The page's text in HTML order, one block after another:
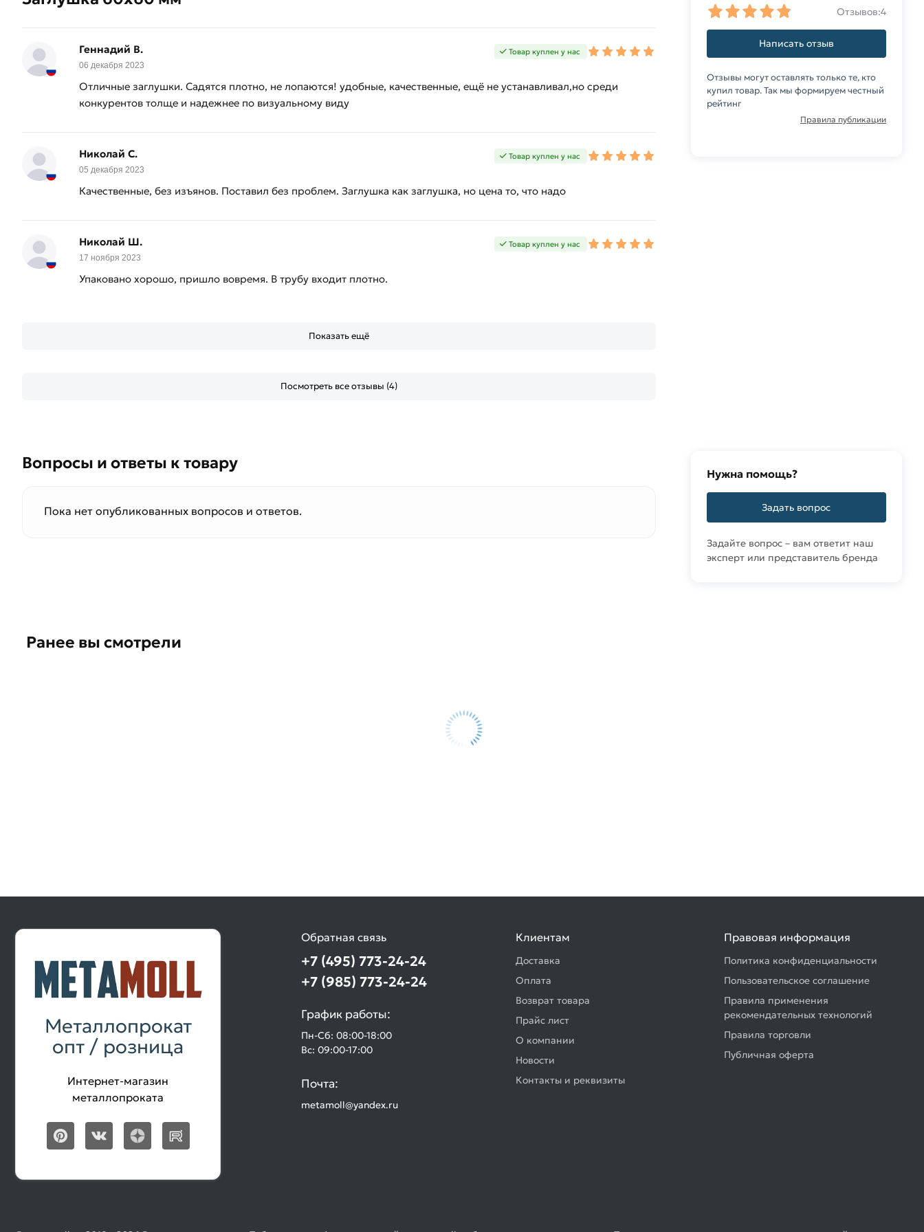
Геннадий В.
06 декабря 2023
Товар куплен у нас
Отличные заглушки. Садятся плотно, не лопаются! удобные, качественные, ещё не устанавливал,но среди
конкурентов толще и надежнее по визуальному виду
Николай С.
05 декабря 2023
Товар куплен у нас
Качественные, без изъянов. Поставил без проблем. Заглушка как заглушка, но цена то, что надо
Николай Ш.
17 ноября 2023
Товар куплен у нас
Упаковано хорошо, пришло вовремя. В трубу входит плотно.
Показать ещё
Посмотреть все отзывы (4)
Отзывов:4
Написать отзыв
Отзывы могут оставлять только те, кто
купил товар. Так мы формируем честный
рейтинг
Правила публикации
Вопросы и ответы к товару
Пока нет опубликованных вопросов и ответов.
Нужна помощь?
Задать вопрос
Задайте вопрос – вам ответит наш
эксперт или представитель бренда
Ранее вы смотрели
Металлопрокат
опт / розница
Интернет-магазин
металлопроката
Обратная связь
+7 (495) 773-24-24
+7 (985) 773-24-24
График работы:
Пн-Сб: 08:00-18:00
Вс: 09:00-17:00
Почта:
metamoll@yandex.ru
Клиентам
Доставка
Оплата
Возврат товара
Прайс лист
О компании
Новости
Контакты и реквизиты
Правовая информация
Политика конфиденциальности
Пользовательское соглашение
Правила применения
рекомендательных технологий
Правила торговли
Публичная оферта